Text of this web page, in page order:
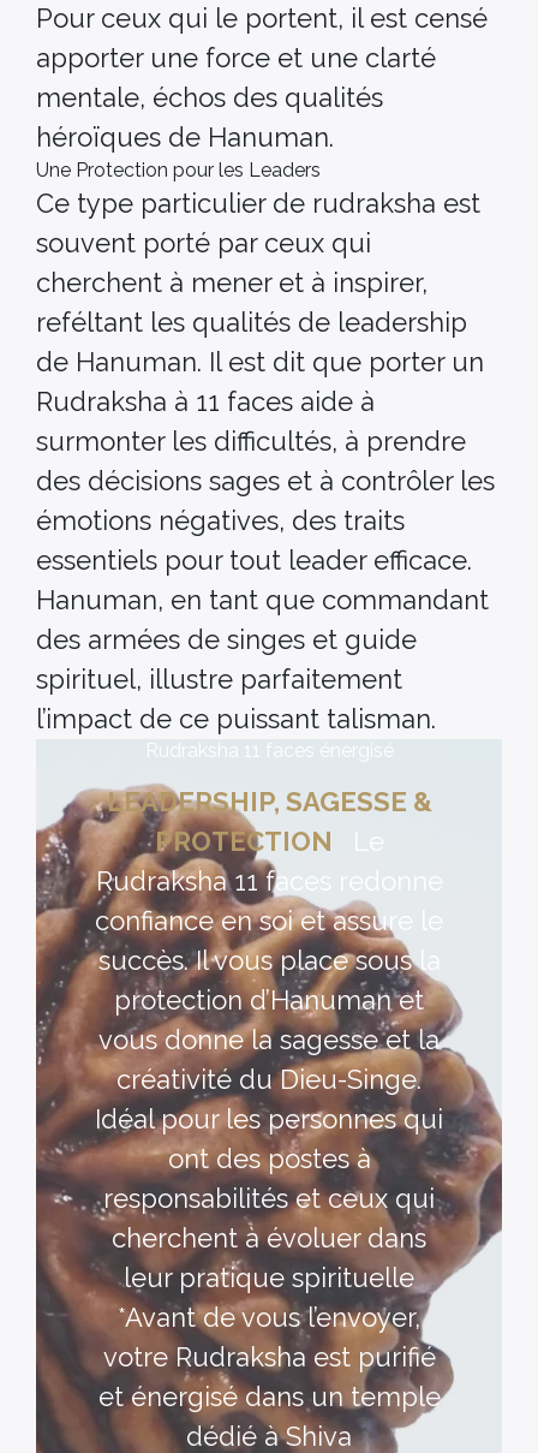
Pour ceux qui le portent, il est censé
apporter une force et une clarté
mentale, échos des qualités
héroïques de Hanuman.
Une Protection pour les Leaders
Ce type particulier de rudraksha est
souvent porté par ceux qui
cherchent à mener et à inspirer,
reféltant les qualités de leadership
de Hanuman. Il est dit que porter un
Rudraksha à 11 faces aide à
surmonter les difficultés, à prendre
des décisions sages et à contrôler les
émotions négatives, des traits
essentiels pour tout leader efficace.
Hanuman, en tant que commandant
des armées de singes et guide
spirituel, illustre parfaitement
l’impact de ce puissant talisman.
Rudraksha 11 faces énergisé
LEADERSHIP, SAGESSE &
PROTECTION
Le
Rudraksha 11 faces redonne
confiance en soi et assure le
succès. Il vous place sous la
protection d’Hanuman et
vous donne la sagesse et la
créativité du Dieu-Singe.
Idéal pour les personnes qui
ont des postes à
responsabilités et ceux qui
cherchent à évoluer dans
leur pratique spirituelle
*Avant de vous l’envoyer,
votre Rudraksha est purifié
et énergisé dans un temple
dédié à Shiva